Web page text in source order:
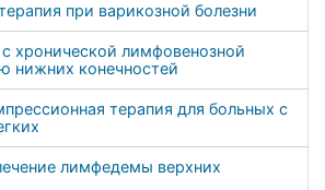
при варикозной болезни
хронической лимфовенозной
нижних конечностей
терапия для больных с
лимфедемы верхних